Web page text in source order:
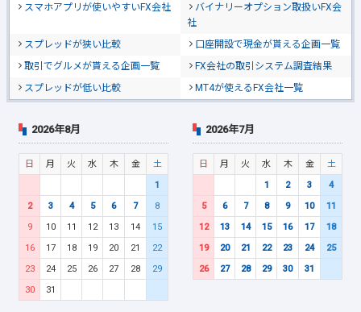
スマホアプリが使いやすいFX会社
バイナリーオプション取扱いFX会
社
スプレッドが狭い比較
口座開設で現金が貰える企画一覧
取引でグルメが貰える企画一覧
FX会社の取引システム調査結果
スプレッドが低い比較
MT4が使えるFX会社一覧
2026年8月
日 月 火 水 木 金
土
1
2
3 4 5 6 7
8
9
10 11 12 13 14
15
16
17 18 19 20 21
22
23
24 25 26 27 28
29
30
31
2026年7月
日 月 火 水 木 金
土
1
2 3
4
5
6 7 8 9 10
11
12
13 14 15 16 17
18
19
20 21 22 23 24
25
26
27 28 29 30 31